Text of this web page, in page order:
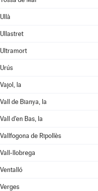
Ullà
Ullastret
Ultramort
Urús
Vajol, la
Vall de Bianya, la
Vall d'en Bas, la
Vallfogona de Ripollès
Vall-llobrega
Ventalló
Verges